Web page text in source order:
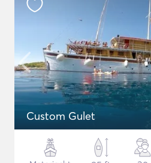
Custom Gulet